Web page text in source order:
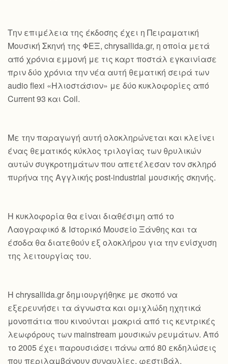
Την επιμέλεια της έκδοσης έχει η Πειραματική
Μουσική Σκηνή της ΦΕΞ, chrysallida.gr, η οποία μετά
από χρόνια εμμονή με τις καρτ ποστάλ εγκαινίασε
πριν δύο χρόνια την νέα αυτή θεματική σειρά των
audio flexi «Ηλιοστάσιον» με δύο κυκλοφορίες από
Current 93 και Coil.
Με την παραγωγή αυτή ολοκληρώνεται και κλείνει
ένας θεματικός κύκλος τριλογίας των θρυλικών
αυτών συγκροτημάτων που απετέλεσαν τον σκληρό
πυρήνα της Αγγλικής post-industrial μουσικής σκηνής.
Η κυκλοφορία θα είναι διαθέσιμη από το
Λαογραφικό & Ιστορικό Μουσείο Ξάνθης και τα
έσοδα θα διατεθούν εξ ολοκλήρου για την ενίσχυση
της λειτουργίας του.
Η chrysallida.gr δημιουργήθηκε με σκοπό να
εξερευνήσει τα άγνωστα και ομιχλώδη ηχητικά
μονοπάτια που κινούνται μακριά από τις κεντρικές
λεωφόρους των mainstream μουσικών ρευμάτων. Από
το 2005 έχει παρουσιάσει πάνω από 80 εκδηλώσεις
που περιλαμβάνουν συναυλίες, φεστιβάλ,